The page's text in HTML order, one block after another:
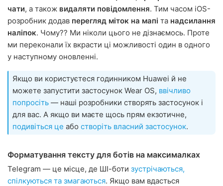
чати, а також видаляти повідомлення. Тим часом iOS-
розробник додав перегляд міток на мапі та надсилання
наліпок. Чому?? Ми ніколи цього не дізнаємось. Проте
ми переконали їх вкрасти ці можливості один в одного
у наступному оновленні.
Якщо ви користуєтеся годинником Huawei й не
можете запустити застосунок Wear OS, ввічливо
попросіть — наші розробники створять застосунок і
для вас. А якщо ви маєте щось прям екзотичне,
подивіться це або створіть власний застосунок.
Форматування тексту для ботів на максималках
Telegram — це місце, де ШІ-боти зустрічаються,
спілкуються та змагаються. Якщо вам вдасться